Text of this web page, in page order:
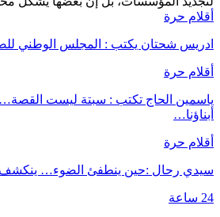
أقلام حرة
ادريس شحتان يكتب : المجلس الوطني
أقلام حرة
ياسمين الحاج تكتب : سبتة ليست
أبناؤنا…
أقلام حرة
سيدي رحال :حين ينطفئ الضوء… ينكشف
24 ساعة